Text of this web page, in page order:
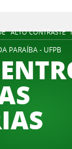
ALTO CONTRASTE
PARAÍBA - UFPB